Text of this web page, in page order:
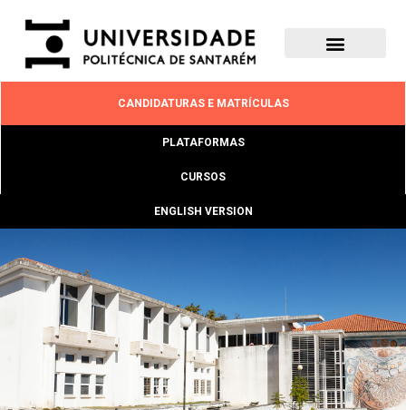
CANDIDATURAS E MATRÍCULAS
PLATAFORMAS
CURSOS
ENGLISH VERSION